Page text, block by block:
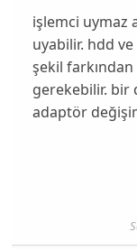
işlemci uymaz
uyabilir. hdd
şekil farkından
gerekebilir. bir
adaptör